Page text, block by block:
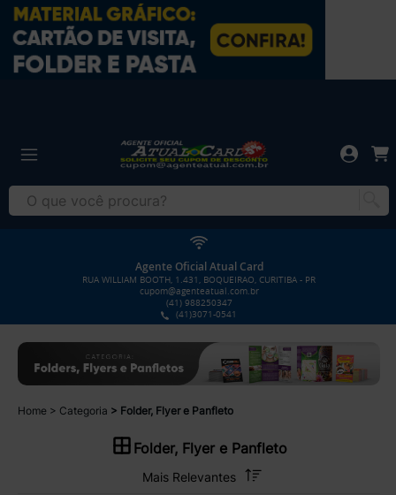
Agente Oficial Atual Card
RUA WILLIAM BOOTH, 1.431, BOQUEIRAO, CURITIBA - PR
cupom@agenteatual.com.br
(41) 988250347
(41)3071-0541
Home Categoria Folder, Flyer e Panfleto
Folder, Flyer e Panfleto